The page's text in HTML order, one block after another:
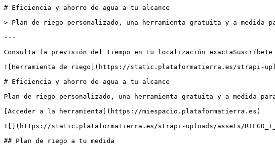
# Eficiencia y ahorro de agua a tu alcance
> Plan de riego personalizado, una herramienta gratuita y a medida
---
Consulta la previsión del tiempo en tu localización exactaSuscríbete
![Herramienta de riego](https://static.plataformatierra.es/strapi-
# Eficiencia y ahorro de agua a tu alcance
Plan de riego personalizado, una herramienta gratuita y a medida
[Acceder a la herramienta](https://miespacio.plataformatierra.es)
![](https://static.plataformatierra.es/strapi-uploads/assets/
## Plan de riego a tu medida